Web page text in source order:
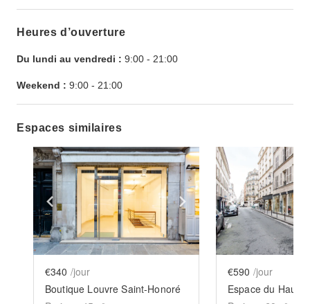
Heures d’ouverture
Du lundi au vendredi : 9:00 - 21:00
Weekend : 9:00 - 21:00
Espaces similaires
Show previous slide Show next slide
€340 /jour
Boutique Louvre Saint-Honoré
Show
€590 /jour
Espace du Haut